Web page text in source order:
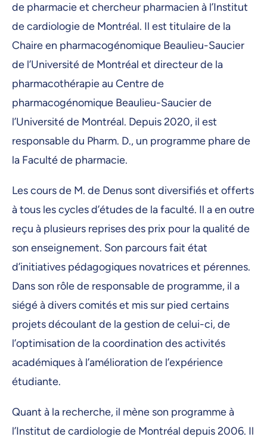
de pharmacie et chercheur pharmacien à l’Institut
de cardiologie de Montréal. Il est titulaire de la
Chaire en pharmacogénomique Beaulieu-Saucier
de l’Université de Montréal et directeur de la
pharmacothérapie au Centre de
pharmacogénomique Beaulieu-Saucier de
l’Université de Montréal. Depuis 2020, il est
responsable du Pharm. D., un programme phare de
la Faculté de pharmacie.
Les cours de M. de Denus sont diversifiés et offerts
à tous les cycles d’études de la faculté. Il a en outre
reçu à plusieurs reprises des prix pour la qualité de
son enseignement. Son parcours fait état
d’initiatives pédagogiques novatrices et pérennes.
Dans son rôle de responsable de programme, il a
siégé à divers comités et mis sur pied certains
projets découlant de la gestion de celui-ci, de
l’optimisation de la coordination des activités
académiques à l’amélioration de l’expérience
étudiante.
Quant à la recherche, il mène son programme à
l’Institut de cardiologie de Montréal depuis 2006. Il